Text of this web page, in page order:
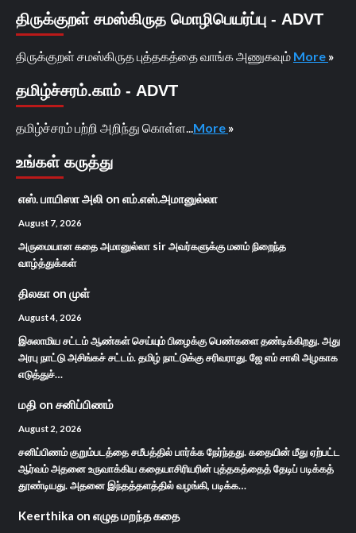
திருக்குறள் சமஸ்கிருத மொழிபெயர்ப்பு - ADVT
திருக்குறள் சமஸ்கிருத புத்தகத்தை வாங்க அணுகவும் More »
தமிழ்ச்சரம்.காம் - ADVT
தமிழ்ச்சரம் பற்றி அறிந்து கொள்ள... More »
உங்கள் கருத்து
எஸ். பாயிஸா அலி on எம்.எஸ்.அமானுல்லா
August 7, 2026
அருமையான கதை அமானுல்லா sir அவர்களுக்கு மனம் நிறைந்த
வாழ்த்துக்கள்
திலகா on முள்
August 4, 2026
இசுலாமிய சட்டம் ஆண்கள் செய்யும் பிழைக்கு பெண்களை தண்டிக்கிறது. அது
அரபு நாட்டு அசிங்கச் சட்டம். தமிழ் நாட்டுக்கு சரிவராது. ஜே எம் சாலி அழகாக
எடுத்துச்…
மதி on சனிப்பிணம்
August 2, 2026
சனிப்பிணம் குறும்படத்தை சமீபத்தில் பார்க்க நேர்ந்தது. கதையின் மீது ஏற்பட்ட
ஆர்வம் அதனை உருவாக்கிய கதையாசிரியரின் புத்தகத்தைத் தேடிப் படிக்கத்
தூண்டியது. அதனை இந்தத்தளத்தில் வழங்கி, படிக்க…
Keerthika on எழுத மறந்த கதை